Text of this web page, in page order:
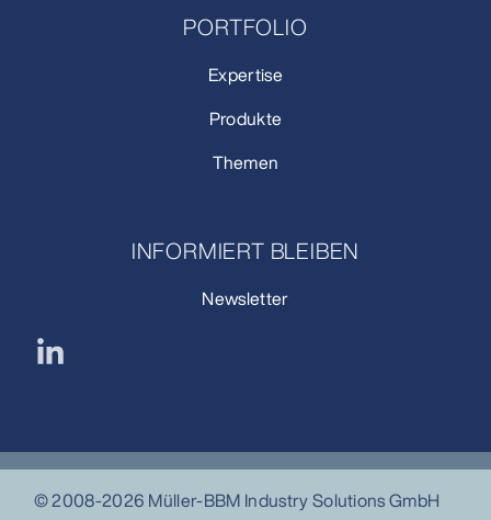
PORTFOLIO
Expertise
Produkte
Themen
INFORMIERT BLEIBEN
Newsletter
© 2008-2026 Müller-BBM Industry Solutions GmbH